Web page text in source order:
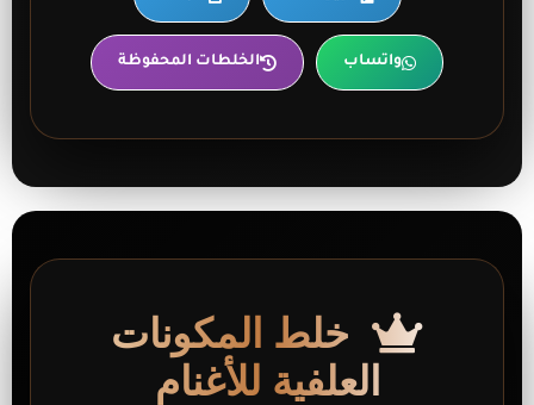
واتساب الخلطات المحفوظة
خلط المكونات
العلفية للأغنام